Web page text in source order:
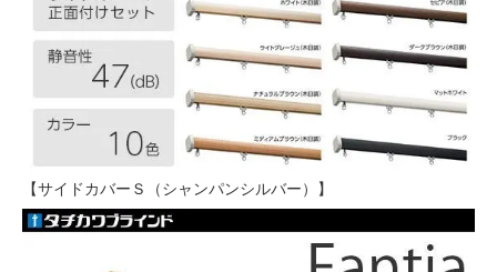
【サイドカバーＳ（シャンパンシルバー）】